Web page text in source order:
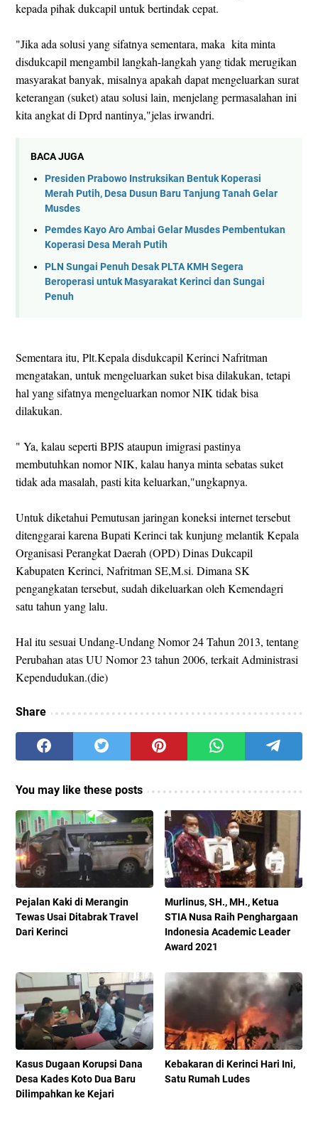
kepada pihak dukcapil untuk bertindak cepat.
"Jika ada solusi yang sifatnya sementara, maka kita minta
disdukcapil mengambil langkah-langkah yang tidak merugikan
masyarakat banyak, misalnya apakah dapat mengeluarkan surat
keterangan (suket) atau solusi lain, menjelang permasalahan ini
kita angkat di Dprd nantinya,"jelas irwandri.
BACA JUGA
Presiden Prabowo Instruksikan Bentuk Koperasi
Merah Putih, Desa Dusun Baru Tanjung Tanah Gelar
Musdes
Pemdes Kayo Aro Ambai Gelar Musdes Pembentukan
Koperasi Desa Merah Putih
PLN Sungai Penuh Desak PLTA KMH Segera
Beroperasi untuk Masyarakat Kerinci dan Sungai
Penuh
Sementara itu, Plt.Kepala disdukcapil Kerinci Nafritman
mengatakan, untuk mengeluarkan suket bisa dilakukan, tetapi
hal yang sifatnya mengeluarkan nomor NIK tidak bisa
dilakukan.
" Ya, kalau seperti BPJS ataupun imigrasi pastinya
membutuhkan nomor NIK, kalau hanya minta sebatas suket
tidak ada masalah, pasti kita keluarkan,"ungkapnya.
Untuk diketahui Pemutusan jaringan koneksi internet tersebut
ditenggarai karena Bupati Kerinci tak kunjung melantik Kepala
Organisasi Perangkat Daerah (OPD) Dinas Dukcapil
Kabupaten Kerinci, Nafritman SE,M.si. Dimana SK
pengangkatan tersebut, sudah dikeluarkan oleh Kemendagri
satu tahun yang lalu.
Hal itu sesuai Undang-Undang Nomor 24 Tahun 2013, tentang
Perubahan atas UU Nomor 23 tahun 2006, terkait Administrasi
Kependudukan.(die)
Share
You may like these posts
Pejalan Kaki di Merangin
Tewas Usai Ditabrak Travel
Dari Kerinci
Murlinus, SH., MH., Ketua
STIA Nusa Raih Penghargaan
Indonesia Academic Leader
Award 2021
Kasus Dugaan Korupsi Dana
Desa Kades Koto Dua Baru
Dilimpahkan ke Kejari
Kebakaran di Kerinci Hari Ini,
Satu Rumah Ludes